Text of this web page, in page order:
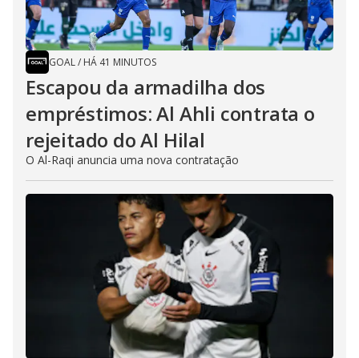
GOAL/ HÁ 41 MINUTOS
Escapou da armadilha dos
empréstimos: Al Ahli contrata o
rejeitado do Al Hilal
O Al-Raqi anuncia uma nova contratação